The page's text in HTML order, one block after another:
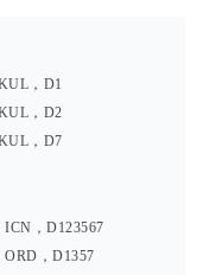
，D1
，D2
，D7
，D123567
，D1357